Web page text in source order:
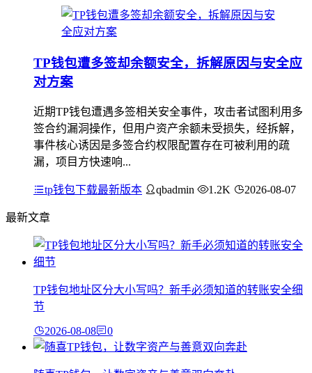
TP钱包遭多签却余额安全，拆解原因与安全应
对方案
近期TP钱包遭遇多签相关安全事件，攻击者试图利用多
签合约漏洞操作，但用户资产余额未受损失，经拆解，
事件核心诱因是多签合约权限配置存在可被利用的疏
漏，项目方快速响...
tp钱包下载最新版本 qbadmin 1.2K 2026-08-07
最新文章
TP钱包地址区分大小写吗？新手必须知道的转账安全细
节
2026-08-08 0